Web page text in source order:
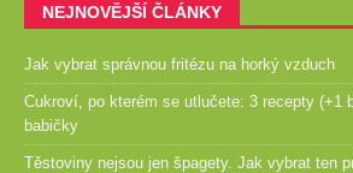
NEJNOVĚJŠÍ ČLÁNKY
Jak vybrat správnou fritézu na horký vzduch
Cukroví, po kterém se utlučete: 3 recepty (+1
babičky
Těstoviny nejsou jen špagety. Jak vybrat ten